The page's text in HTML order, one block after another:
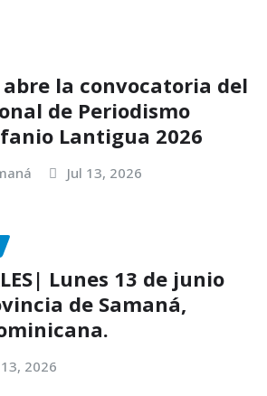
la convocatoria del
de Periodismo
Lantigua 2026
Jul 13, 2026
Lunes 13 de junio
de Samaná,
13, 2026